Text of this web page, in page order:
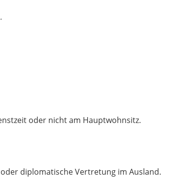
oder nicht am Hauptwohnsitz.
diplomatische Vertretung im Ausland.